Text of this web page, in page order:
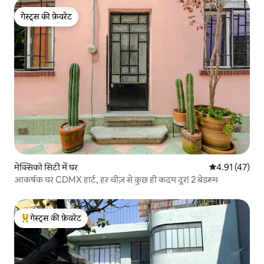
गेस्ट्स की फ़ेवरेट
गेस्ट्स की फ़ेवरेट
मेक्सिको सिटी में घर औसत रेटिंग 5 में
4.91 (47)
आकर्षक घर CDMX हार्ट, हर चीज़ से कुछ ही कदम दूर! 2 बेडरूम
गेस्ट्स का टॉप फ़ेवरेट
गेस्ट्स की फ़ेवरेट